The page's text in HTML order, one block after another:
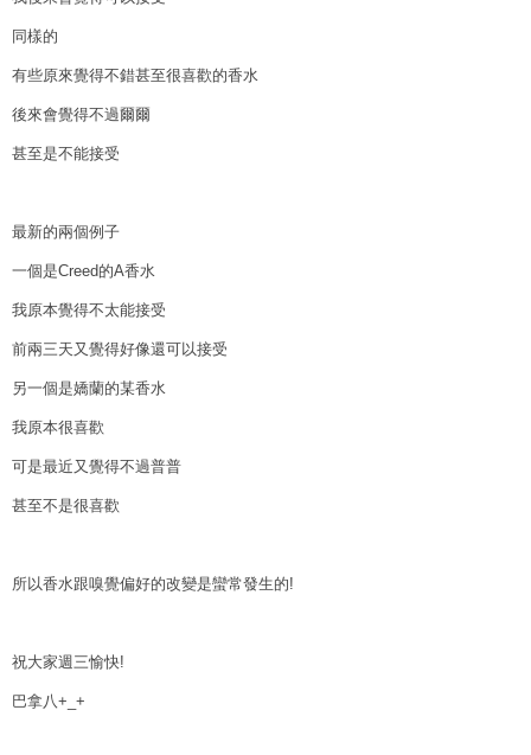
同樣的
有些原來覺得不錯甚至很喜歡的香水
後來會覺得不過爾爾
甚至是不能接受
最新的兩個例子
一個是Creed的A香水
我原本覺得不太能接受
前兩三天又覺得好像還可以接受
另一個是嬌蘭的某香水
我原本很喜歡
可是最近又覺得不過普普
甚至不是很喜歡
所以香水跟嗅覺偏好的改變是蠻常發生的!
祝大家週三愉快!
巴拿八+_+